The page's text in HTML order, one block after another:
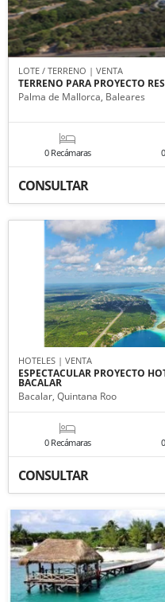
LOTE / TERRENO | VENTA
TERRENO PARA PROYECTO
Palma de Mallorca, Baleares
0 Recámaras
CONSULTAR
HOTELES | VENTA
ESPECTACULAR PROYECTO
BACALAR
Bacalar, Quintana Roo
0 Recámaras
CONSULTAR